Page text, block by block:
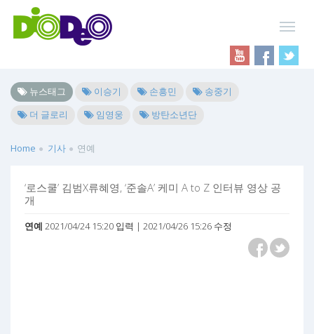
뉴스태그 이승기 손흥민
송중기
더 글로리
임영웅 방탄소년단
Home 기사 연예
‘로스쿨’ 김범X류혜영, ‘준솔A’ 케미 A to Z 인터뷰 영상 공
개
연예 2021/04/24 15:20 입력 | 2021/04/26 15:26 수정